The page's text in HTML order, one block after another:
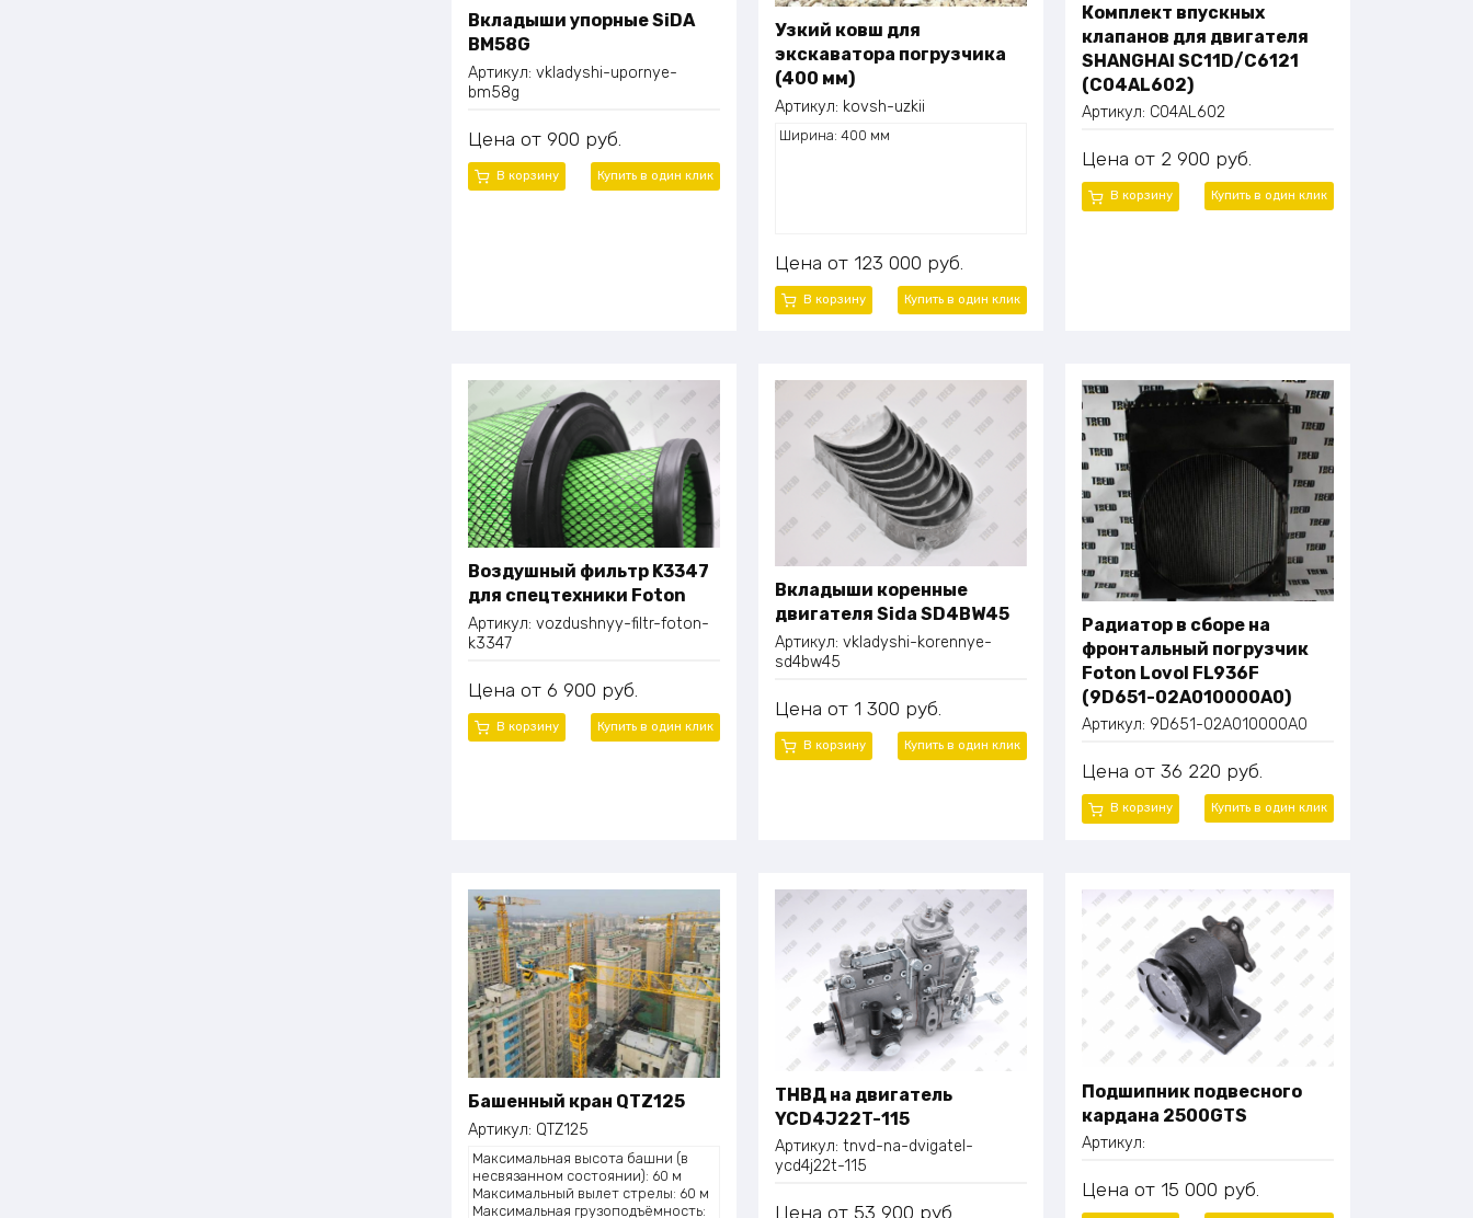
Вкладыши упорные SiDA
BM58G
Артикул:vkladyshi-upornye-
bm58g
Цена 900 руб.
В корзину Купить в один клик
Узкий ковш для
экскаватора погрузчика
(400 мм)
Артикул: kovsh-uzkii
Ширина: 400 мм
Цена 123 000 руб.
В корзину Купить в один клик
Комплект впускных
клапанов для двигателя
SHANGHAI SC11D/C6121
(C04AL602)
Артикул: C04AL602
Цена 2 900 руб.
В корзину Купить в один клик
Воздушный фильтр K3347
для спецтехники Foton
Артикул:vozdushnyy-filtr-foton-
k3347
Цена 6 900 руб.
В корзину Купить в один клик
Вкладыши коренные
двигателя Sida SD4BW45
Артикул: vkladyshi-korennye-
sd4bw45
Цена 1 300 руб.
В корзину Купить в один клик
Радиатор в сборе на
фронтальный погрузчик
Foton Lovol FL936F
(9D651-02A010000A0)
Артикул: 9D651-02A010000A0
Цена 36 220 руб.
В корзину Купить в один клик
Башенный кран QTZ125
Артикул: QTZ125
Максимальная высота башни (в
несвязанном состоянии): 60 м
Максимальный вылет стрелы: 60 м
Максимальная грузоподъёмность:
ТНВД на двигатель
YCD4J22T-115
Артикул: tnvd-na-dvigatel-
ycd4j22t-115
Цена 53 900 руб.
Подшипник подвесного
кардана 2500GTS
Артикул:
Цена 15 000 руб.